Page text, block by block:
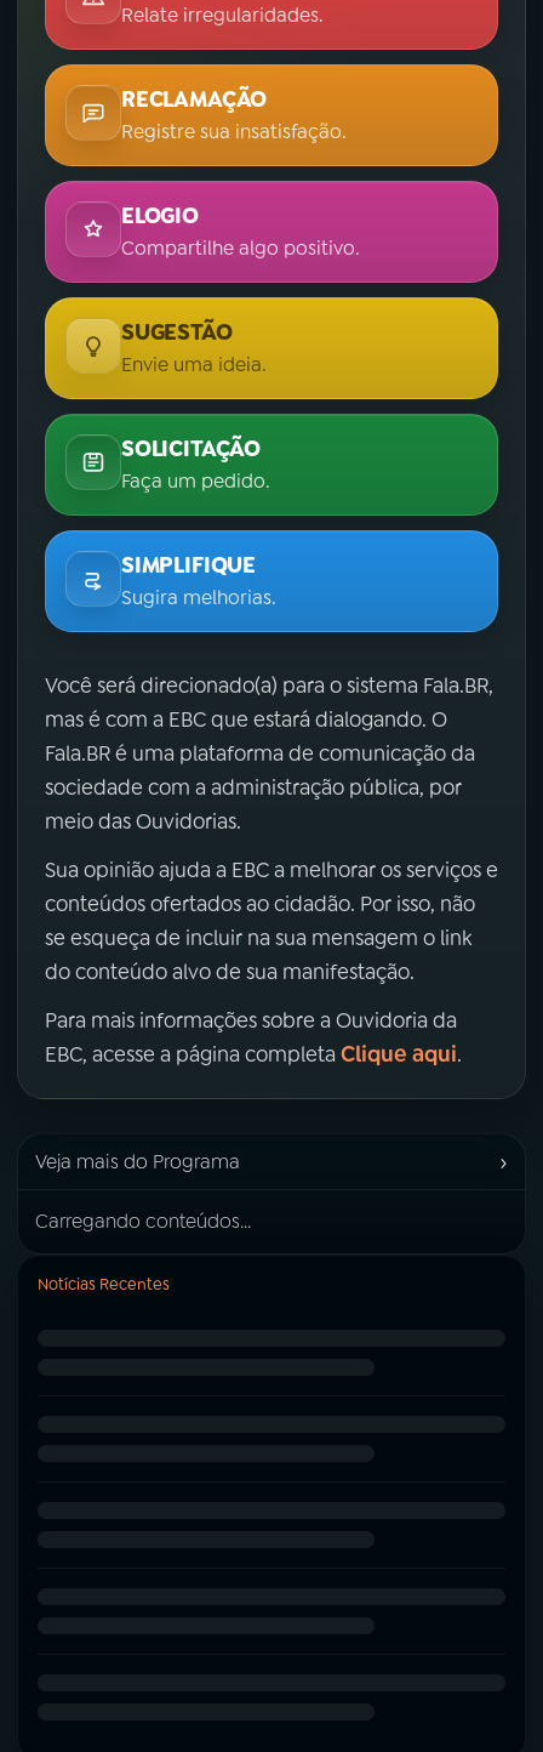
Relate irregularidades.
RECLAMAÇÃO
Registre sua insatisfação.
ELOGIO
Compartilhe algo positivo.
SUGESTÃO
Envie uma ideia.
SOLICITAÇÃO
Faça um pedido.
SIMPLIFIQUE
Sugira melhorias.
Você será direcionado(a) para o sistema Fala.BR,
mas é com a EBC que estará dialogando. O
Fala.BR é uma plataforma de comunicação da
sociedade com a administração pública, por
meio das Ouvidorias.
Sua opinião ajuda a EBC a melhorar os serviços e
conteúdos ofertados ao cidadão. Por isso, não
se esqueça de incluir na sua mensagem o link
do conteúdo alvo de sua manifestação.
Para mais informações sobre a Ouvidoria da
EBC, acesse a página completa Clique aqui.
Veja mais do Programa ›
Carregando conteúdos...
Notícias Recentes